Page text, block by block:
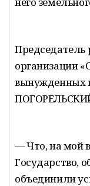
Председатель
организации
вынужденных
— Что, на мой
Государство,
объединили